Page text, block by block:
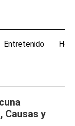
Entretenido
Causas y